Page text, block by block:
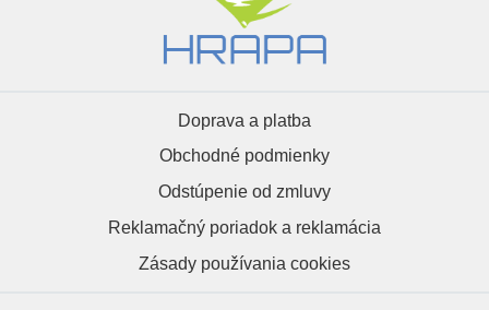
Doprava a platba
Obchodné podmienky
Odstúpenie od zmluvy
Reklamačný poriadok a reklamácia
Zásady používania cookies